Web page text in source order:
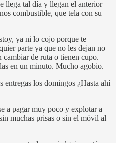
llega tal día y llegan el anterior
combustible, que tela con su
ya ni lo cojo porque te
parte ya que no les dejan no
cambiar de ruta o tienen cupo.
en un minuto. Mucho agobio.
entregas los domingos ¿Hasta ahí
a pagar muy poco y explotar a
muchas prisas o sin el móvil al